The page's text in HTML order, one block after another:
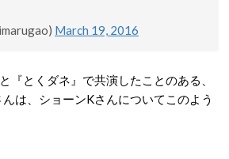
March 19, 2016
『とくダネ』で共演したことのある、
は、ショーンKさんについてこのよう